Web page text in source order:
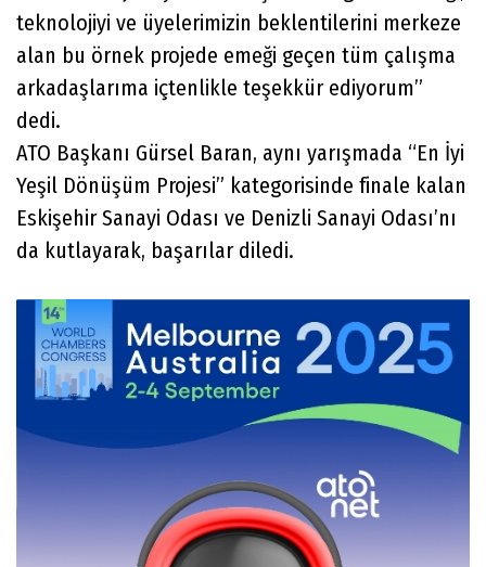
teknolojiyi ve üyelerimizin beklentilerini merkeze
alan bu örnek projede emeği geçen tüm çalışma
arkadaşlarıma içtenlikle teşekkür ediyorum”
dedi.
ATO Başkanı Gürsel Baran, aynı yarışmada “En İyi
Yeşil Dönüşüm Projesi” kategorisinde finale kalan
Eskişehir Sanayi Odası ve Denizli Sanayi Odası’nı
da kutlayarak, başarılar diledi.